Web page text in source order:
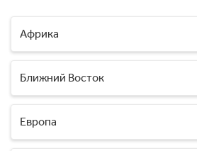
Африка
Ближний Восток
Европа